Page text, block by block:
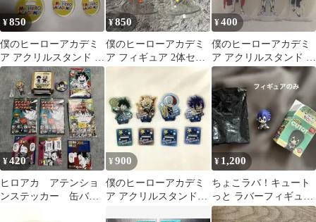
¥850
僕のヒーローアカデミ
ア アクリルスタンド 3
種セット
¥850
僕のヒーローアカデミ
ア フィギュア 2体セッ
ト
¥400
僕のヒーローアカデミ
ア アクリルスタンド 3
種セット
¥420
ヒロアカ アテンショ
ンステッカー 缶バッ
¥900
僕のヒーローアカデミ
ア アクリルスタンドセ
¥ 1,200
ちょこラバ！キュート
っと ラバーフィギュア
僕のヒーローアカデミ